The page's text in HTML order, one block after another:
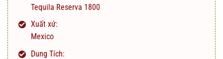
Tequila Reserva 1800
Xuất xứ:
Mexico
Dung Tích: